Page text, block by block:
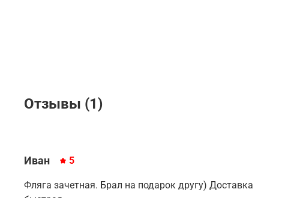
Отзывы (1)
Иван 5
Фляга зачетная. Брал на подарок другу) Доставка